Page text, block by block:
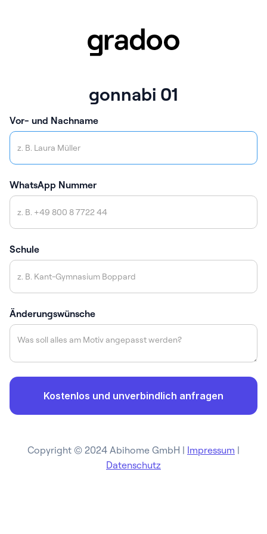
gonnabi 01
Vor- und Nachname
WhatsApp Nummer
Schule
Änderungswünsche
Copyright © 2024 Abihome GmbH | Impressum |
Datenschutz